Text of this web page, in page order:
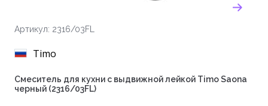
Артикул: 2316/03FL
Timo
Смеситель для кухни с выдвижной лейкой Timo Saona
черный (2316/03FL)